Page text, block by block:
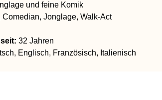
und feine Komik
Comedian, Jonglage, Walk-Act
32 Jahren
Englisch, Französisch, Italienisch